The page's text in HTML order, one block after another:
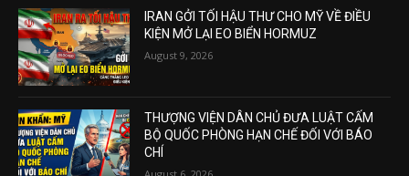
IRAN GỞI TỐI HẬU THƯ CHO MỸ VỀ ĐIỀU
KIỆN MỞ LẠI EO BIỂN HORMUZ
August 9, 2026
THƯỢNG VIỆN DÂN CHỦ ĐƯA LUẬT CẤM
BỘ QUỐC PHÒNG HẠN CHẾ ĐỐI VỚI BÁO
CHÍ